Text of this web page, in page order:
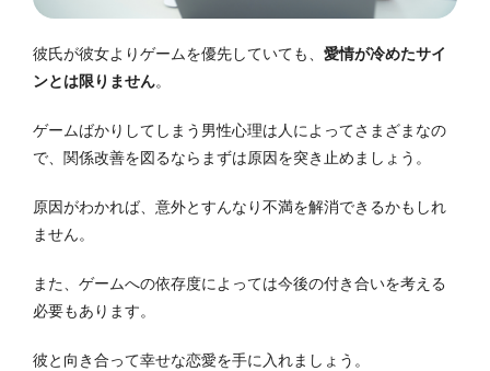
彼氏が彼女よりゲームを優先していても、 愛情が冷めたサイ
ンとは限りません。
ゲームばかりしてしまう男性心理は人によってさまざまなの
で、関係改善を図るならまずは原因を突き止めましょう。
原因がわかれば、意外とすんなり不満を解消できるかもしれ
ません。
また、ゲームへの依存度によっては今後の付き合いを考える
必要もあります。
彼と向き合って幸せな恋愛を手に入れましょう。